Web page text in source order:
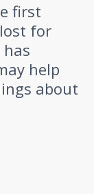
first
for
help
about